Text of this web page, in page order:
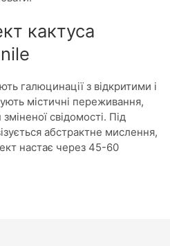
кактуса
галюцинації з відкритими і
містичні переживання,
свідомості. Під
абстрактне мислення,
настає через 45-60